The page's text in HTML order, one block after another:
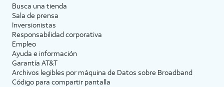
Busca una tienda
Sala de prensa
Inversionistas
Responsabilidad corporativa
Empleo
Ayuda e información
Garantía AT&T
Archivos legibles por máquina de Datos sobre Broadband
Código para compartir pantalla